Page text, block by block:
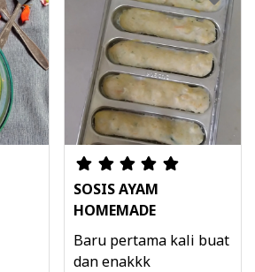
SOSIS AYAM
HOMEMADE
Baru pertama kali buat
dan enakkk